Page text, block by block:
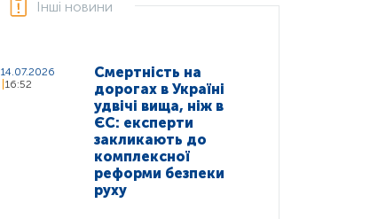
Інші новини
14.07.2026
16:52
Смертність на
дорогах в Україні
удвічі вища, ніж в
ЄС: експерти
закликають до
комплексної
реформи безпеки
руху